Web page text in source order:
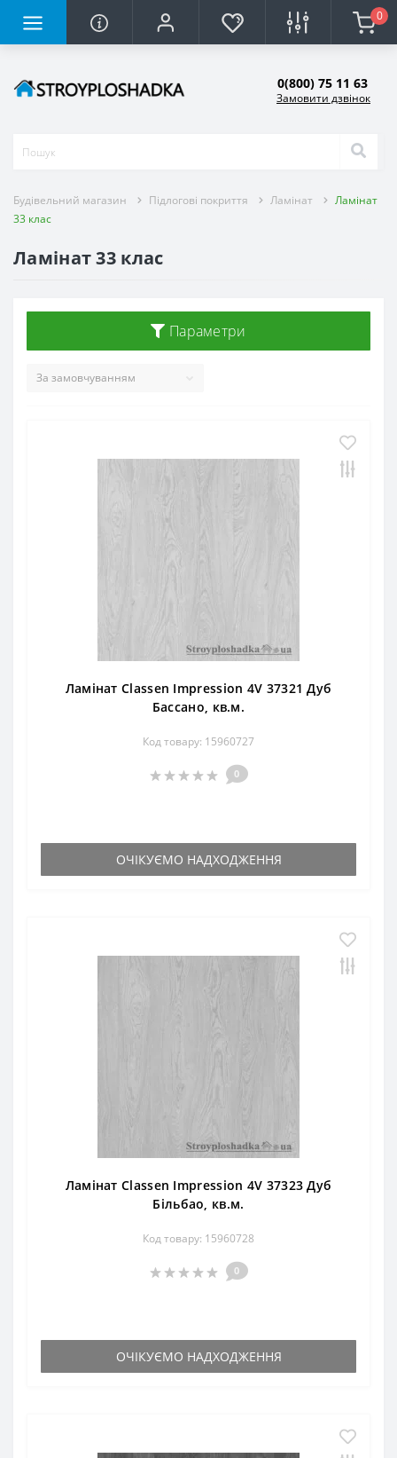
0
0(800) 75 11 63
Замовити дзвінок
Будівельний магазин Підлогові покриття Ламінат
Ламінат
33 клас
Ламінат 33 клас
Параметри
Ламінат Classen Impression 4V 37321 Дуб
Бассано, кв.м.
Код товару: 15960727
0
ОЧІКУЄМО НАДХОДЖЕННЯ
Ламінат Classen Impression 4V 37323 Дуб
Більбао, кв.м.
Код товару: 15960728
0
ОЧІКУЄМО НАДХОДЖЕННЯ